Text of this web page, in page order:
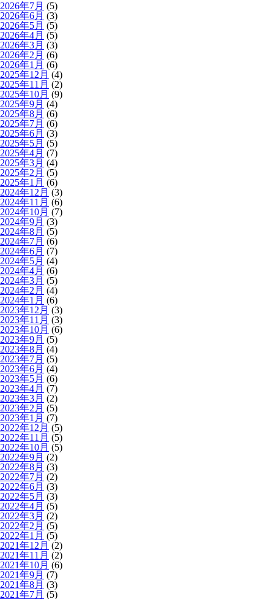
2026年7月 (5)
2026年6月 (3)
2026年5月 (5)
2026年4月 (5)
2026年3月 (3)
2026年2月 (6)
2026年1月 (6)
2025年12月 (4)
2025年11月 (2)
2025年10月 (9)
2025年9月 (4)
2025年8月 (6)
2025年7月 (6)
2025年6月 (3)
2025年5月 (5)
2025年4月 (7)
2025年3月 (4)
2025年2月 (5)
2025年1月 (6)
2024年12月 (3)
2024年11月 (6)
2024年10月 (7)
2024年9月 (3)
2024年8月 (5)
2024年7月 (6)
2024年6月 (7)
2024年5月 (4)
2024年4月 (6)
2024年3月 (5)
2024年2月 (4)
2024年1月 (6)
2023年12月 (3)
2023年11月 (3)
2023年10月 (6)
2023年9月 (5)
2023年8月 (4)
2023年7月 (5)
2023年6月 (4)
2023年5月 (6)
2023年4月 (7)
2023年3月 (2)
2023年2月 (5)
2023年1月 (7)
2022年12月 (5)
2022年11月 (5)
2022年10月 (5)
2022年9月 (2)
2022年8月 (3)
2022年7月 (2)
2022年6月 (3)
2022年5月 (3)
2022年4月 (5)
2022年3月 (2)
2022年2月 (5)
2022年1月 (5)
2021年12月 (2)
2021年11月 (2)
2021年10月 (6)
2021年9月 (7)
2021年8月 (3)
2021年7月 (5)